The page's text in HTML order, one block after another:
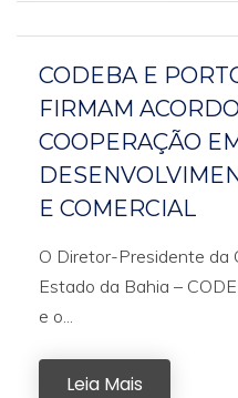
CODEBA E
FIRMAM
COOPERAÇÃO
E COMERCIAL
O Diretor-Presidente da
Estado da Bahia –
e o...
Leia Mais